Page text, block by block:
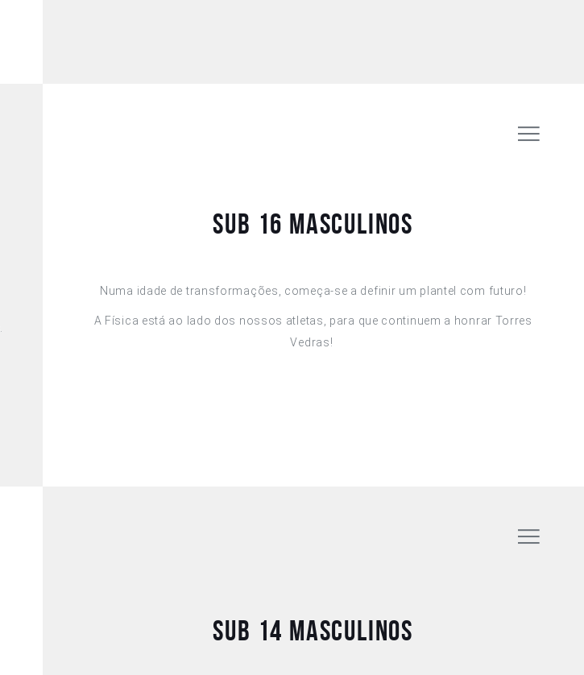
Sub 16 Masculinos
Numa idade de transformações, começa-se a definir um plantel com futuro!
A Física está ao lado dos nossos atletas, para que continuem a honrar Torres
Vedras!
Sub 14 Masculinos